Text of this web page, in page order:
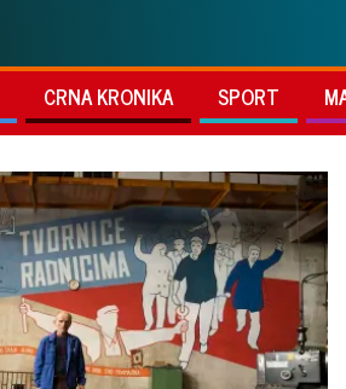
CRNA KRONIKA SPORT